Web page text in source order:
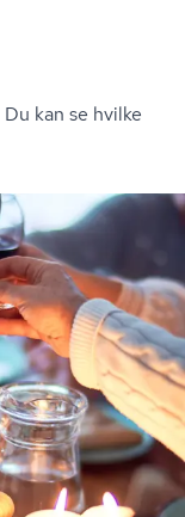
Du kan se hvilke